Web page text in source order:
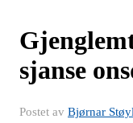
sjanse
Postet av Bjørnar